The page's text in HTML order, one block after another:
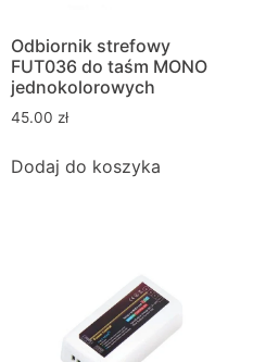
Odbiornik strefowy
FUT036 do taśm MONO
jednokolorowych
45.00 zł
Dodaj do koszyka